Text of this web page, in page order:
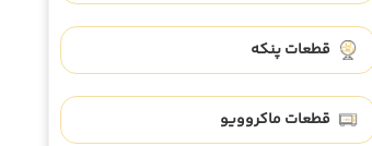
قطعات پنکه
قطعات ماکروویو